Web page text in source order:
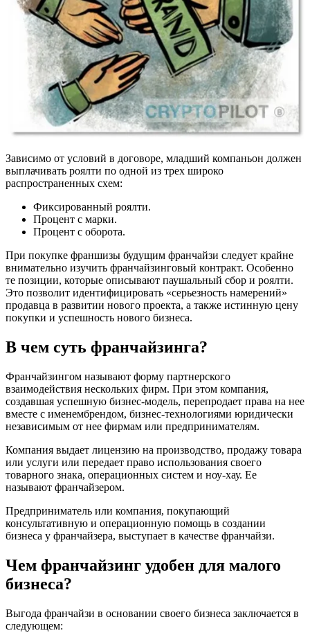
Зависимо от условий в договоре, младший компаньон должен
выплачивать роялти по одной из трех широко
распространенных схем:
Фиксированный роялти.
Процент с марки.
Процент с оборота.
При покупке франшизы будущим франчайзи следует крайне
внимательно изучить франчайзинговый контракт. Особенно
те позиции, которые описывают паушальный сбор и роялти.
Это позволит идентифицировать «серьезность намерений»
продавца в развитии нового проекта, а также истинную цену
покупки и успешность нового бизнеса.
В чем суть франчайзинга?
Франчайзингом называют форму партнерского
взаимодействия нескольких фирм. При этом компания,
создавшая успешную бизнес-модель, перепродает права на нее
вместе с именембрендом, бизнес-технологиями юридически
независимым от нее фирмам или предпринимателям.
Компания выдает лицензию на производство, продажу товара
или услуги или передает право использования своего
товарного знака, операционных систем и ноу-хау. Ее
называют франчайзером.
Предприниматель или компания, покупающий
консультативную и операционную помощь в создании
бизнеса у франчайзера, выступает в качестве франчайзи.
Чем франчайзинг удобен для малого
бизнеса?
Выгода франчайзи в основании своего бизнеса заключается в
следующем: